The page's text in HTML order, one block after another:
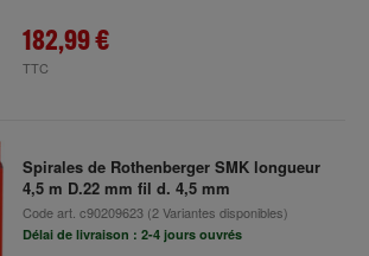
182,99 €
TTC
Spirales de Rothenberger SMK longueur
4,5 m D.22 mm fil d. 4,5 mm
Code art. c90209623(2 Variantes disponibles)
Délai de livraison : 2-4 jours ouvrés